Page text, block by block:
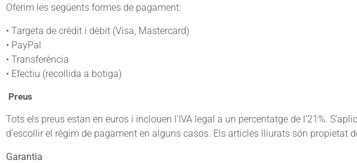
Oferim les següents formes de pagament:
• Targeta de crèdit i dèbit (Visa, Mastercard)
• PayPal
• Transferència
• Efectiu (recollida a botiga)
Preus
Tots els preus estan en euros i inclouen l’IVA legal a un percentatge de l’21%.
d’escollir el règim de pagament en alguns casos. Els articles lliurats són propietat
Garantia